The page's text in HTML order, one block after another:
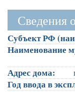
Сведения
Субъект РФ
Наименование
Адрес дома:
Год ввода в